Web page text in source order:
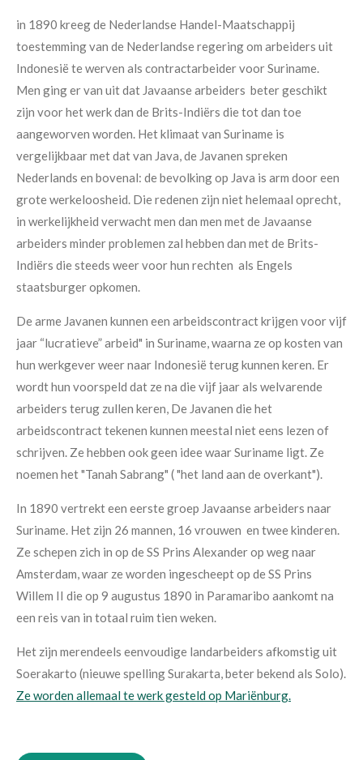
in 1890 kreeg de Nederlandse Handel-Maatschappij
toestemming van de Nederlandse regering om arbeiders uit
Indonesië te werven als contractarbeider voor Suriname.
Men ging er van uit dat Javaanse arbeiders beter geschikt
zijn voor het werk dan de Brits-Indiërs die tot dan toe
aangeworven worden. Het klimaat van Suriname is
vergelijkbaar met dat van Java, de Javanen spreken
Nederlands en bovenal: de bevolking op Java is arm door een
grote werkeloosheid. Die redenen zijn niet helemaal oprecht,
in werkelijkheid verwacht men dan men met de Javaanse
arbeiders minder problemen zal hebben dan met de Brits-
Indiërs die steeds weer voor hun rechten als Engels
staatsburger opkomen.
De arme Javanen kunnen een arbeidscontract krijgen voor vijf
jaar “lucratieve” arbeid" in Suriname, waarna ze op kosten van
hun werkgever weer naar Indonesië terug kunnen keren. Er
wordt hun voorspeld dat ze na die vijf jaar als welvarende
arbeiders terug zullen keren, De Javanen die het
arbeidscontract tekenen kunnen meestal niet eens lezen of
schrijven. Ze hebben ook geen idee waar Suriname ligt. Ze
noemen het "Tanah Sabrang" ( "het land aan de overkant").
In 1890 vertrekt een eerste groep Javaanse arbeiders naar
Suriname. Het zijn 26 mannen, 16 vrouwen en twee kinderen.
Ze schepen zich in op de SS Prins Alexander op weg naar
Amsterdam, waar ze worden ingescheept op de SS Prins
Willem II die op 9 augustus 1890 in Paramaribo aankomt na
een reis van in totaal ruim tien weken.
Het zijn merendeels eenvoudige landarbeiders afkomstig uit
Soerakarto (nieuwe spelling Surakarta, beter bekend als Solo).
Ze worden allemaal te werk gesteld op Mariënburg.